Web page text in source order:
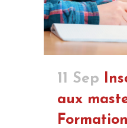
11 Sep
aux